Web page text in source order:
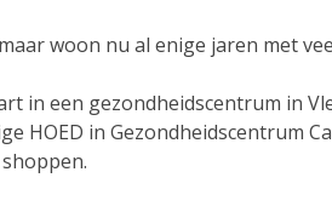
woon nu al enige jaren met
in een gezondheidscentrum in
HOED in Gezondheidscentrum